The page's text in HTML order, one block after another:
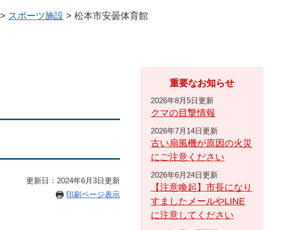
> スポーツ施設 > 松本市安曇体育館
更新日：2024年6月3日更新
印刷ページ表示
重要なお知らせ
2026年8月5日更新
クマの目撃情報
2026年7月14日更新
古い扇風機が原因の火災
にご注意ください
2026年6月24日更新
【注意喚起】市長になり
すましたメールやLINE
に注意してください